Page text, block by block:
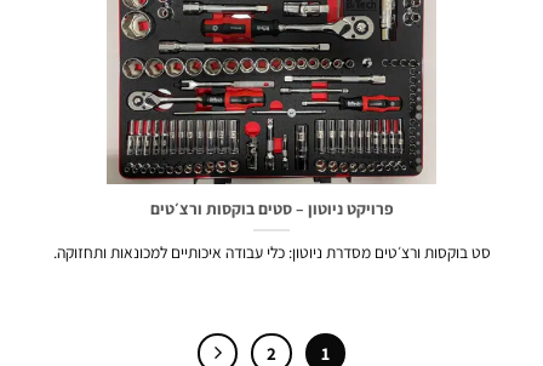
פרויקט ניוטון – סטים בוקסות ורצ׳טים
סט בוקסות ורצ׳טים מסדרת ניוטון: כלי עבודה איכותיים למכונאות ותחזוקה.
2